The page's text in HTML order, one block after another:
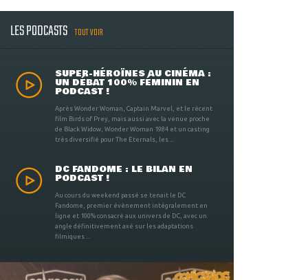
LES PODCASTS TOUT VOIR
SUPER-HÉROÏNES AU CINÉMA :
UN DÉBAT 100% FÉMININ EN
PODCAST !
Après Wonder Woman, Captain Marvel, et le récent
film Birds of Prey, mais aussi avec la venue proche
de Black Widow, Wonder Woman 1984 et un casting
très diversifié pour The Eternals, les ...
DC FANDOME : LE BILAN EN
PODCAST !
Au cours du weekend passé se tenait le DC
Fandome, premier évènement intégralement en
ligne et 100% consacré aux univers de DC, avec un
angle définitivement axé sur les adaptations
filmiques ...